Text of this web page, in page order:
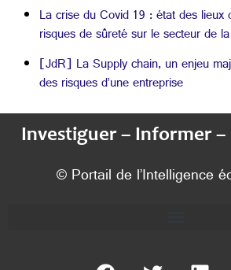
La crise du Covid 19 : état des lieux
risques de sûreté sur le secteur de
[JdR] La Supply chain, un enjeu
des risques d’une entreprise
Investiguer – Informer –
© Portail de l’Intelligence